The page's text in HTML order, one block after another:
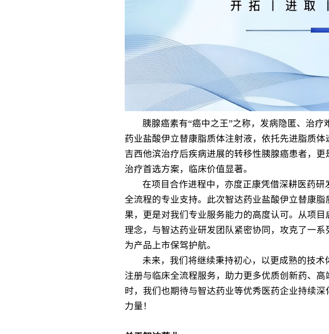
胰腺癌素有“癌中之王”之称，发病隐匿、治
药业盐酸伊立替康脂质体注射液，依托先进脂质体
吉西他滨治疗后疾病进展的转移性胰腺癌患者，更
治疗首选方案，临床价值显著。
在项目合作进程中，亦度正康凭借深耕医药
全流程的专业支持。此次智达药业盐酸伊立替康
果，更是对我们专业服务能力的高度认可。从项
理念，与智达药业研发团队紧密协同，攻克了一
为产品上市保驾护航。
未来，我们将继续秉持初心，以更成熟的技
注册与临床全流程服务，助力更多优质创新药、
时，我们也期待与智达药业等优秀医药企业持续
力量！